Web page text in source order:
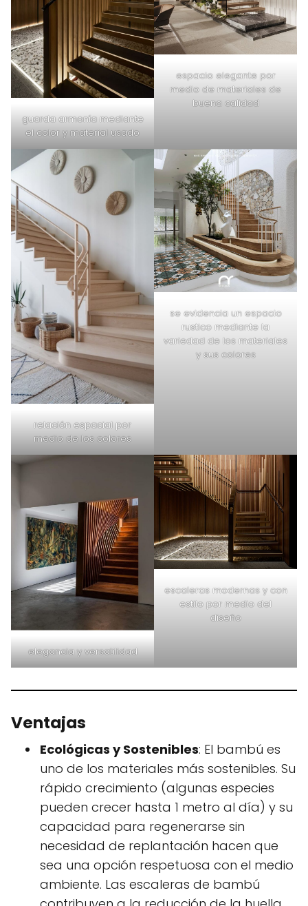
guarda armonía mediante
el color y material usado
espacio elegante por
medio de materiales de
buena calidad
relación espacial por
medio de los colores
se evidencia un espacio
rustico mediante la
variedad de los materiales
y sus colores
elegancia y versatilidad
escaleras modernas y con
estilo por medio del
diseño
Ventajas
Ecológicas y Sostenibles: El bambú es
uno de los materiales más sostenibles. Su
rápido crecimiento (algunas especies
pueden crecer hasta 1 metro al día) y su
capacidad para regenerarse sin
necesidad de replantación hacen que
sea una opción respetuosa con el medio
ambiente. Las escaleras de bambú